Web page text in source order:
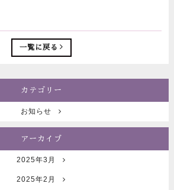
一覧に戻る
カテゴリー
お知らせ
アーカイブ
2025年3月
2025年2月